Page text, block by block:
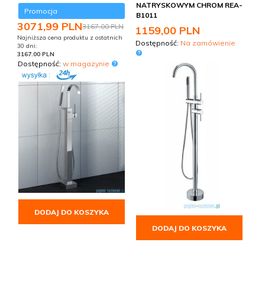
Promocja
3071,99 PLN3167,00 PLN
Najniższa cena produktu z ostatnich
30 dni:
3167.00 PLN
Dostępność: w magazynie
DODAJ DO KOSZYKA
NATRYSKOWYM CHROM REA-
B1011
1159,00 PLN
Dostępność: Na zamówienie
DODAJ DO KOSZYKA